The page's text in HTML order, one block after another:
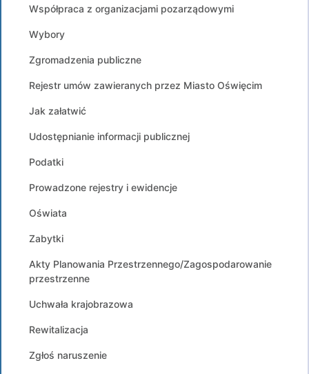
Współpraca z organizacjami pozarządowymi
Wybory
Zgromadzenia publiczne
Rejestr umów zawieranych przez Miasto Oświęcim
Jak załatwić
Udostępnianie informacji publicznej
Podatki
Prowadzone rejestry i ewidencje
Oświata
Zabytki
Akty Planowania Przestrzennego/Zagospodarowanie
przestrzenne
Uchwała krajobrazowa
Rewitalizacja
Zgłoś naruszenie